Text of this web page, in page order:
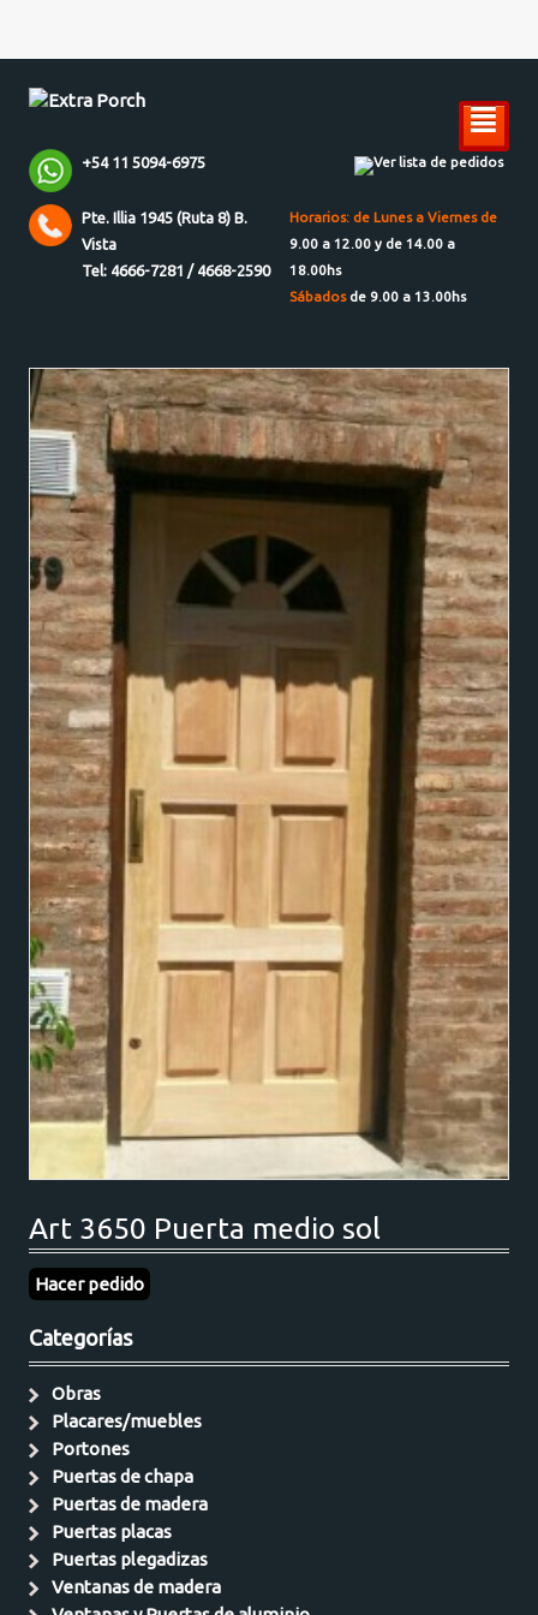
²
+54 11 5094-6975 Ver lista de pedidos
Pte. Illia 1945 (Ruta 8) B.
Vista
Tel: 4666-7281 / 4668-2590
Horarios: de Lunes a Viernes de
9.00 a 12.00 y de 14.00 a
18.00hs
Sábadosde 9.00 a 13.00hs
Art 3650 Puerta medio sol
Hacer pedido
Categorías
Obras
Placares/muebles
Portones
Puertas de chapa
Puertas de madera
Puertas placas
Puertas plegadizas
Ventanas de madera